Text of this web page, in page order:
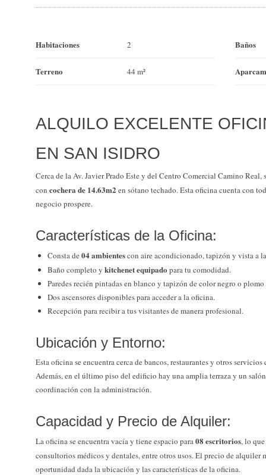
Habitaciones 2 Baños
Terreno 44 m²
ALQUILO EXCELENTE
EN SAN ISIDRO
Cerca de la Av. Javier Prado Este y del Centro Comercial Camino
con cochera de 14.63m2 en sótano techado. Esta oficina cuenta con
negocio prospere.
Características de la Oficina:
Consta de 04 ambientescon aire acondicionado, tapizón y vista a
Baño completo y kitchenet equipado para tu comodidad.
Paredes recién pintadas en blanco y tapizón de color negro o
Dos ascensores disponibles para acceder a la oficina.
Recepción para recibir a tus visitantes de manera profesional.
Ubicación y Entorno:
Esta oficina se encuentra cerca de bancos, restaurantes y otros
Además, en el último piso del edificio hay una amplia terraza y un
coordinación con la administración.
Capacidad y Precio de Alquiler:
La oficina se encuentra vacía y tiene espacio para 08 escritorios, lo
consultorios médicos y dentales, entre otros usos. El precio de alquiler
oportunidad dada la ubicación y las características de la oficina.